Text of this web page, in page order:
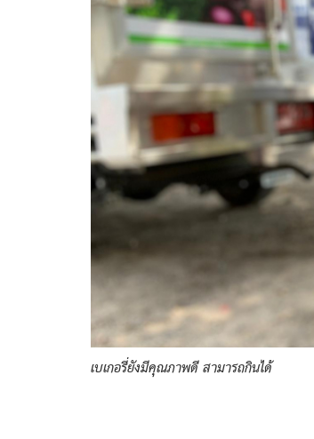
เบเกอรี่ยังมีคุณภาพดี สามารถกินได้